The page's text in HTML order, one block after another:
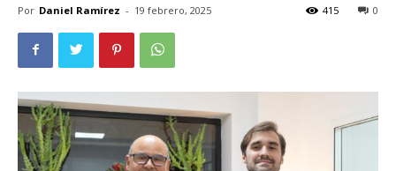
Por Daniel Ramírez - 19 febrero, 2025 0
415